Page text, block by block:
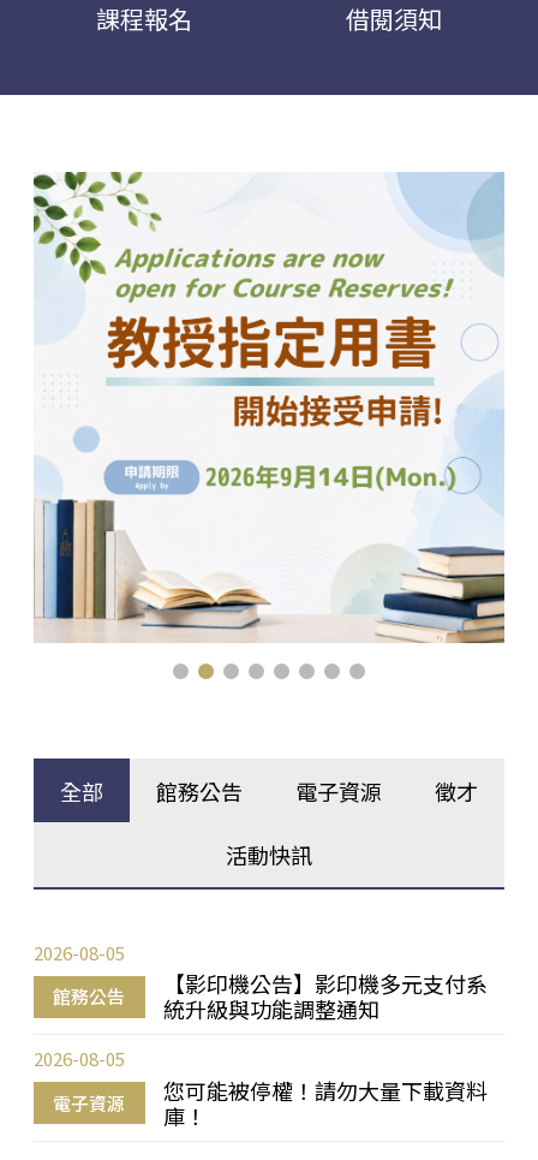
課程報名 借閱須知
全部 館務公告 電子資源 徵才
活動快訊
館務公告
【影印機公告】影印機多元支付系
統升級與功能調整通知
2026-08-05
電子資源
您可能被停權！請勿大量下載資料
庫！
2026-08-05